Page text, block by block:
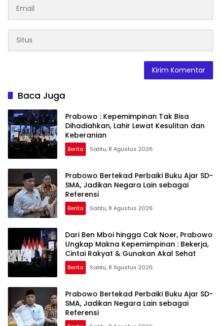
Baca Juga
Prabowo : Kepemimpinan Tak Bisa
Dihadiahkan, Lahir Lewat Kesulitan dan
Keberanian
Berita Sabtu, 8 Agustus 2026
Prabowo Bertekad Perbaiki Buku Ajar SD-
SMA, Jadikan Negara Lain sebagai
Referensi
Berita Sabtu, 8 Agustus 2026
Dari Ben Mboi hingga Cak Noer, Prabowo
Ungkap Makna Kepemimpinan : Bekerja,
Cintai Rakyat & Gunakan Akal Sehat
Berita Sabtu, 8 Agustus 2026
Prabowo Bertekad Perbaiki Buku Ajar SD-
SMA, Jadikan Negara Lain sebagai
Referensi